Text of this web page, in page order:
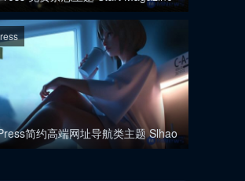
题
款主
特效
超炫 CSS3 旋转
当然颜色可以自
简约高端网址导航类主题 Slhao